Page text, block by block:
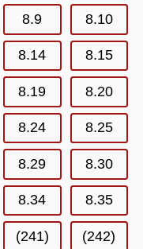
8.9 8.10
8.14 8.15
8.19 8.20
8.24 8.25
8.29 8.30
8.34 8.35
(241) (242)